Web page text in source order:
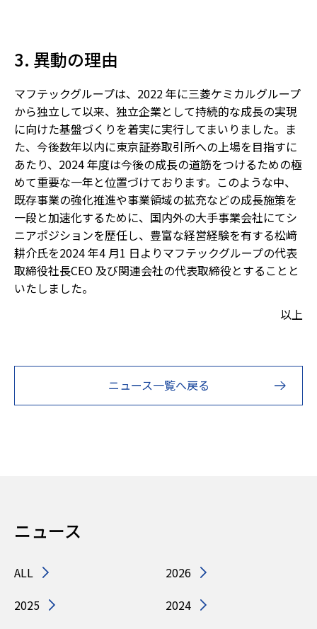
3. 異動の理由
マフテックグループは、2022 年に三菱ケミカルグループ
から独立して以来、独立企業として持続的な成長の実現
に向けた基盤づくりを着実に実行してまいりました。ま
た、今後数年以内に東京証券取引所への上場を目指すに
あたり、2024 年度は今後の成長の道筋をつけるための極
めて重要な一年と位置づけております。このような中、
既存事業の強化推進や事業領域の拡充などの成長施策を
一段と加速化するために、国内外の大手事業会社にてシ
ニアポジションを歴任し、豊富な経営経験を有する松﨑
耕介氏を2024 年4 月1 日よりマフテックグループの代表
取締役社長CEO 及び関連会社の代表取締役とすることと
いたしました。
以上
ニュース一覧へ戻る
ニュース
ALL
2026
2025
2024